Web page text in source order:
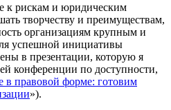
к рискам и юридическим
творчеству и преимуществам,
организациям крупным и
успешной инициативы
в презентации, которую я
конференции по доступности,
в правовой форме: готовим
»).